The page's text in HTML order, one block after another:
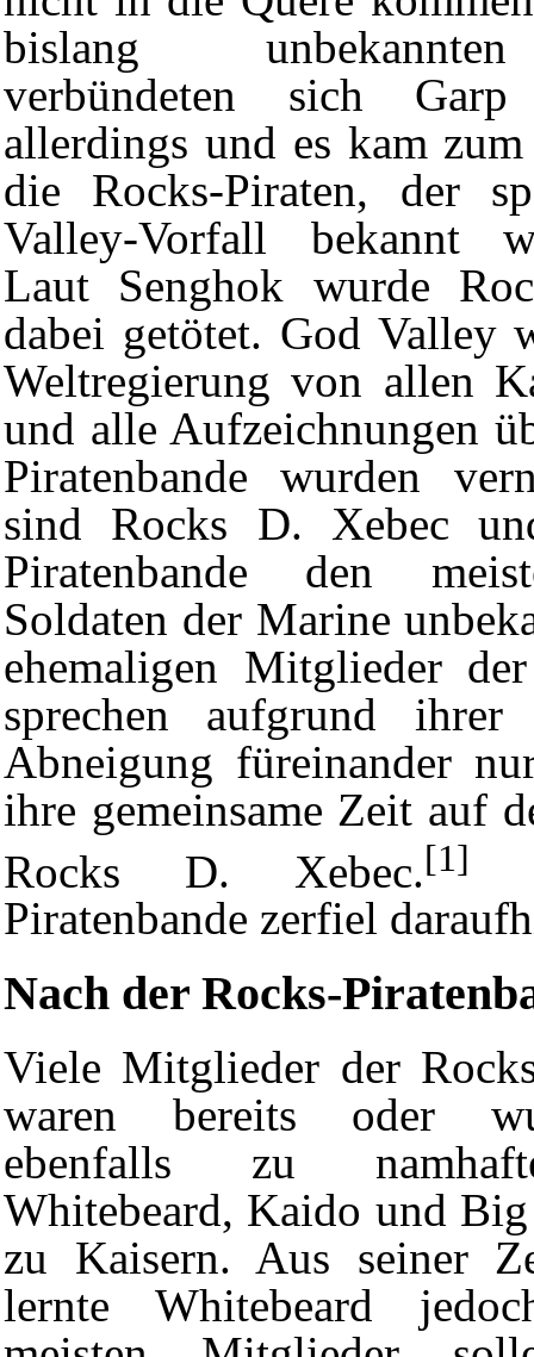
bislang
verbündeten sich
allerdings und es kam
die Rocks-Piraten, der
Valley-Vorfall bekannt
Laut Senghok wurde
dabei getötet. God Valley
Weltregierung von allen
und alle Aufzeichnungen
Piratenbande wurden
sind Rocks D. Xebec
Piratenbande den
Soldaten der Marine
ehemaligen Mitglieder
sprechen aufgrund ihrer
Abneigung füreinander
ihre gemeinsame Zeit auf
Rocks D. Xebec.[1]
Piratenbande zerfiel
Nach der Rocks-
Viele Mitglieder der
waren bereits oder
ebenfalls zu
Whitebeard, Kaido und
zu Kaisern. Aus seiner
lernte Whitebeard